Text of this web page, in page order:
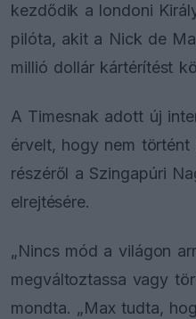
kezdődik a londoni
pilóta, akit a Nick de
millió dollár kártérítést
A Timesnak adott új
érvelt, hogy nem történt
részéről a Szingapúri
elrejtésére.
„Nincs mód a világon
megváltoztassa vagy
mondta. „Max tudta,